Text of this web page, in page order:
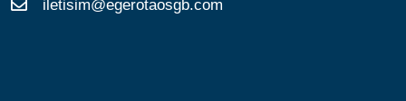
iletisim@egerotaosgb.com